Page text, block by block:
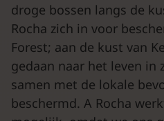
droge bossen langs de
Rocha zich in voor
Forest; aan de kust van
gedaan naar het leven in
samen met de lokale
beschermd. A Rocha